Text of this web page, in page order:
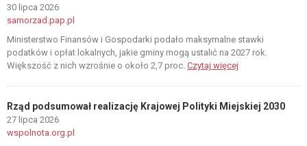
30 lipca 2026
samorzad.pap.pl
Ministerstwo Finansów i Gospodarki podało maksymalne stawki
podatków i opłat lokalnych, jakie gminy mogą ustalić na 2027 rok.
Większość z nich wzrośnie o około 2,7 proc. Czytaj więcej
Rząd podsumował realizację Krajowej Polityki Miejskiej 2030
27 lipca 2026
wspolnota.org.pl